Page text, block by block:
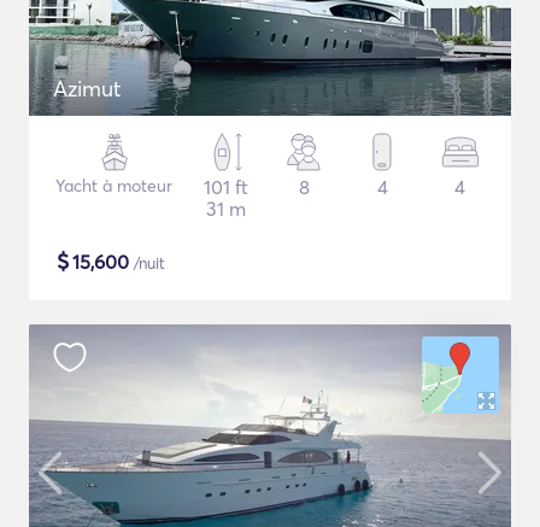
Azimut
Yacht à moteur
101 ft
31 m
8 4 4
$15,600 /nuit